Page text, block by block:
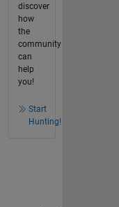
discover
how
the
community
can
help
you!
Start
Hunting!